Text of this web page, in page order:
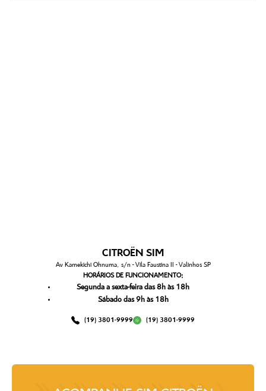
CITROËN SIM
Av Kamekichi Ohnuma, s/n - Vila Faustina II - Valinhos SP
HORÁRIOS DE FUNCIONAMENTO:
Segunda a sexta-feira das 8h às 18h
Sábado das 9h às 18h
(19) 3801-9999 (19) 3801-9999